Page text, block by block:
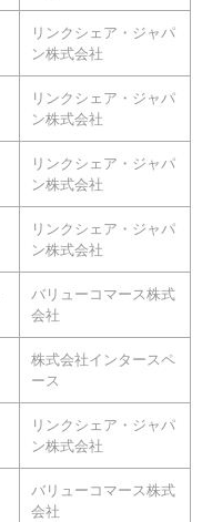
リンクシェア・ジャパ
ン株式会社
リンクシェア・ジャパ
ン株式会社
リンクシェア・ジャパ
ン株式会社
リンクシェア・ジャパ
ン株式会社
バリューコマース株式
会社
株式会社インタースペ
ース
リンクシェア・ジャパ
ン株式会社
バリューコマース株式
会社